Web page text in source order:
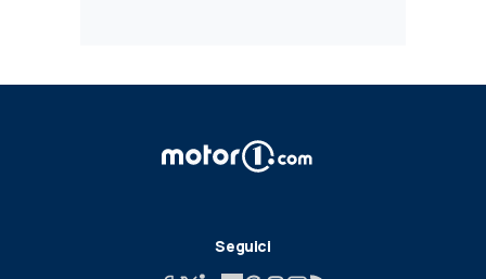
Seguici